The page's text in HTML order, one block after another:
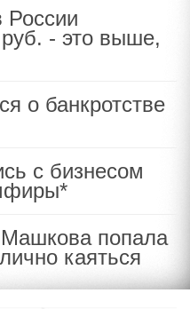
России
- это выше,
о банкротстве
с бизнесом
попала
каяться